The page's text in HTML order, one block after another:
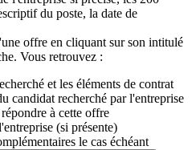
du poste, la date de
offre en cliquant sur son intitulé
Vous retrouvez :
et les éléments de contrat
candidat recherché par l'entreprise
à cette offre
(si présente)
le cas échéant